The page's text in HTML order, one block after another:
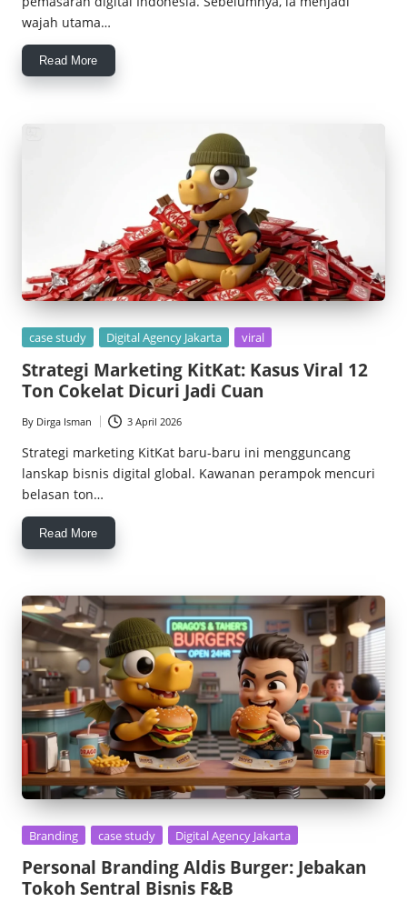
wajah utama…
Read More
Posted
case study Digital Agency Jakarta viral
Strategi Marketing KitKat: Kasus Viral 12
Ton Cokelat Dicuri Jadi Cuan
Posted
by
By Dirga Isman 3 April 2026
Strategi marketing KitKat baru-baru ini mengguncang
lanskap bisnis digital global. Kawanan perampok mencuri
belasan ton…
Read More
Posted
Branding case study Digital Agency Jakarta
Personal Branding Aldis Burger: Jebakan
Tokoh Sentral Bisnis F&B